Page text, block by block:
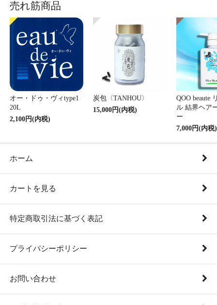
売れ筋商品
オー・ドゥ・ヴィtype1
20L
2,100円(内税)
炭包〈TANHOU〉
15,000円(内税)
QOO beaute
ル 結界ヘア
ー
7,000円(内税)
ホーム
カートを見る
特定商取引法に基づく表記
プライバシーポリシー
お問い合わせ